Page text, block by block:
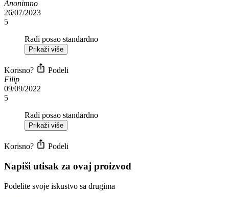
Anonimno
26/07/2023
5
Radi posao standardno
Prikaži više
Korisno?
Podeli
Filip
09/09/2022
5
Radi posao standardno
Prikaži više
Korisno? Podeli
Napiši utisak za ovaj proizvod
Podelite svoje iskustvo sa drugima